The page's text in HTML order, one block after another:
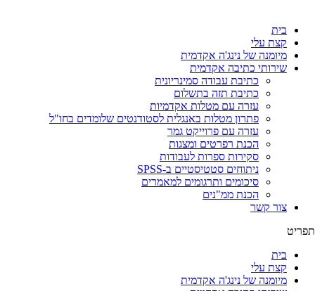
בית
קצת עלי
מיומנה של נינג'ה אקדמית
שירותי כתיבה אקדמית
כתיבת עבודה סמינריונית
כתיבת תזה בתשלום
עזרה עם מטלות אקדמיות
פתרון מטלות באנגלית לסטודנטים שלומדים בחו"ל
עזרה עם פרוייקט גמר
הכנת רפרטים ומצגות
סקירות ספרות לעבודות
ניתוחים סטטיסטיים ב-SPSS
סיכומים ותרגומים למאמרים
הכנת ממ"נים
צור קשר
תפריט
בית
קצת עלי
מיומנה של נינג'ה אקדמית